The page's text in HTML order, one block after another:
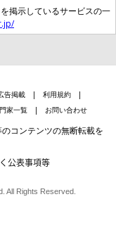
掲示しているサービスの一
告掲載
利用規約
家一覧 お問い合わせ
コンテンツの無断転載を
公表事項等
All Rights Reserved.